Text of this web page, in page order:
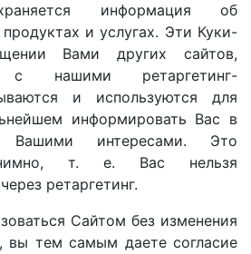
информация об
и услугах. Эти Куки-
Вами других сайтов,
с нашими ретаргетинг-
и используются для
информировать Вас в
Вашими интересами. Это
т. е. Вас нельзя
ретаргетинг.
Сайтом без изменения
вы тем самым даете согласие